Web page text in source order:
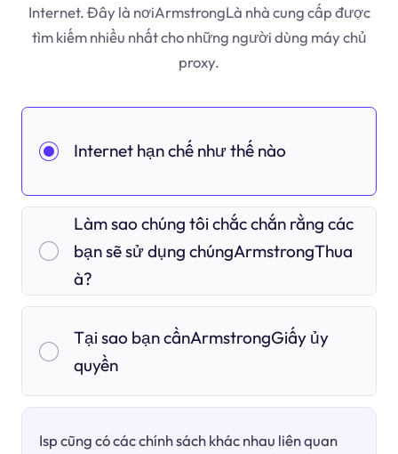
Internet. Đây là nơiArmstrongLà nhà cung cấp được
tìm kiếm nhiều nhất cho những người dùng máy chủ
proxy.
Internet hạn chế như thế nào
Làm sao chúng tôi chắc chắn rằng các
bạn sẽ sử dụng chúngArmstrongThua
à?
Tại sao bạn cầnArmstrongGiấy ủy
quyền
Isp cũng có các chính sách khác nhau liên quan